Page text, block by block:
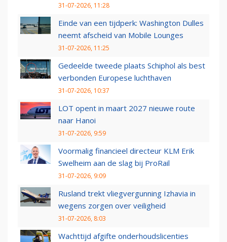
31-07-2026, 11:28
Einde van een tijdperk: Washington Dulles
neemt afscheid van Mobile Lounges
31-07-2026, 11:25
Gedeelde tweede plaats Schiphol als best
verbonden Europese luchthaven
31-07-2026, 10:37
LOT opent in maart 2027 nieuwe route
naar Hanoi
31-07-2026, 9:59
Voormalig financieel directeur KLM Erik
Swelheim aan de slag bij ProRail
31-07-2026, 9:09
Rusland trekt vliegvergunning Izhavia in
wegens zorgen over veiligheid
31-07-2026, 8:03
Wachttijd afgifte onderhoudslicenties